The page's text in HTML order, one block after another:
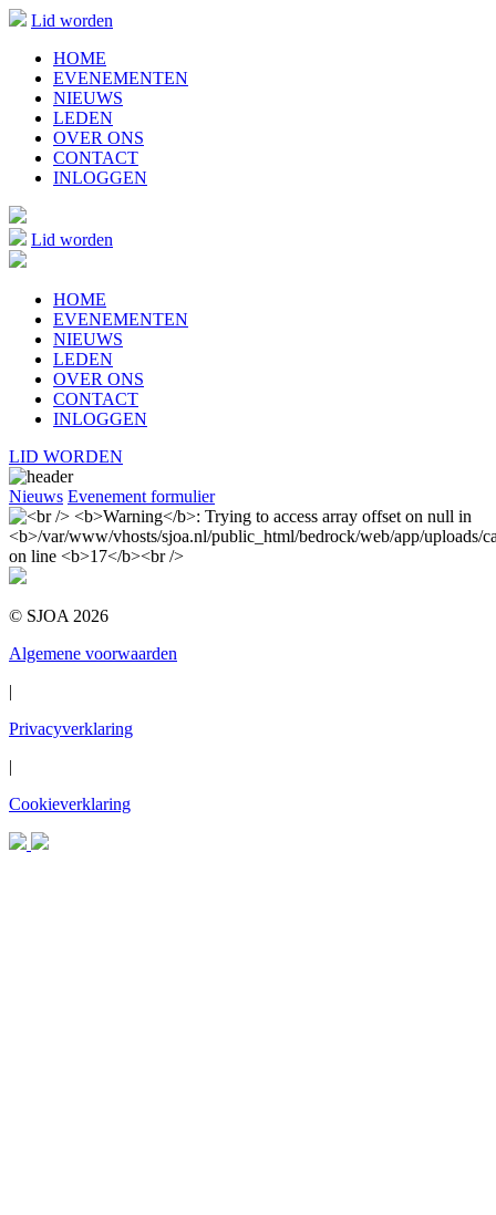
Lid worden
HOME
EVENEMENTEN
NIEUWS
LEDEN
OVER ONS
CONTACT
INLOGGEN
Lid worden
HOME
EVENEMENTEN
NIEUWS
LEDEN
OVER ONS
CONTACT
INLOGGEN
LID WORDEN
Nieuws Evenement formulier
© SJOA 2026
Algemene voorwaarden
|
Privacyverklaring
|
Cookieverklaring